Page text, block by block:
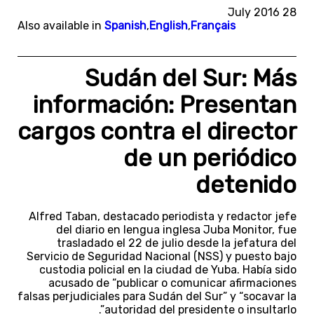
28 July 2016
Also available in Spanish,English,Français
Sudán del Sur: Más
información: Presentan
cargos contra el director
de un periódico
detenido
Alfred Taban, destacado periodista y redactor jefe
del diario en lengua inglesa Juba Monitor, fue
trasladado el 22 de julio desde la jefatura del
Servicio de Seguridad Nacional (NSS) y puesto bajo
custodia policial en la ciudad de Yuba. Había sido
acusado de “publicar o comunicar afirmaciones
falsas perjudiciales para Sudán del Sur” y “socavar la
autoridad del presidente o insultarlo”.